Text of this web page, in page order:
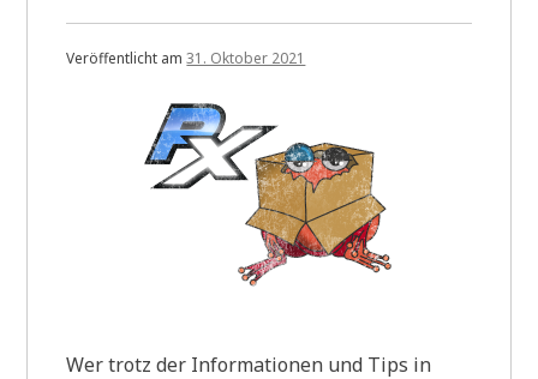
Veröffentlicht am31. Oktober 2021
Wer trotz der Informationen und Tips in